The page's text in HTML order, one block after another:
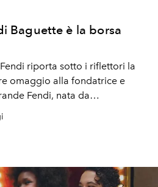
Baguette è la borsa
riporta sotto i riflettori la
omaggio alla fondatrice e
Fendi, nata da
Baguette creata da Silvia